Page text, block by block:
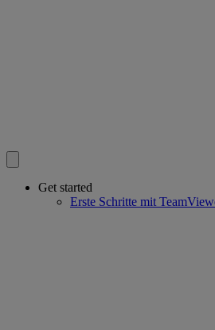
Get started
Erste Schritte mit